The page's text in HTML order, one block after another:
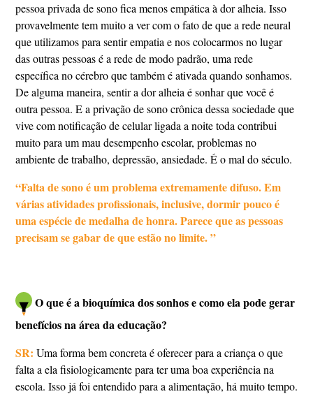
pessoa privada de sono fica menos empática à dor alheia. Isso
provavelmente tem muito a ver com o fato de que a rede neural
que utilizamos para sentir empatia e nos colocarmos no lugar
das outras pessoas é a rede de modo padrão, uma rede
específica no cérebro que também é ativada quando sonhamos.
De alguma maneira, sentir a dor alheia é sonhar que você é
outra pessoa. E a privação de sono crônica dessa sociedade que
vive com notificação de celular ligada a noite toda contribui
muito para um mau desempenho escolar, problemas no
ambiente de trabalho, depressão, ansiedade. É o mal do século.
“Falta de sono é um problema extremamente difuso. Em
várias atividades profissionais, inclusive, dormir pouco é
uma espécie de medalha de honra. Parece que as pessoas
precisam se gabar de que estão no limite. ”
O que é a bioquímica dos sonhos e como ela pode gerar
benefícios na área da educação?
SR: Uma forma bem concreta é oferecer para a criança o que
falta a ela fisiologicamente para ter uma boa experiência na
escola. Isso já foi entendido para a alimentação, há muito tempo.